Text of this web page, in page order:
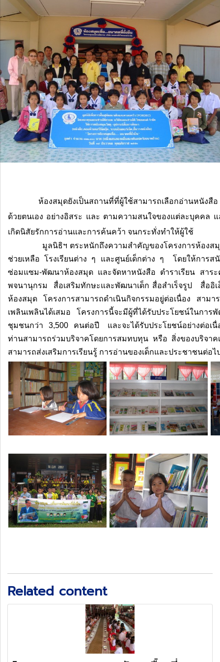
ห้องสมุดยังเป็นสถานที่ที่ผู้ใช้สามารถเลือกอ่านหนังสื
ด้วยตนเอง อย่างอิสระ และ ตามความสนใจของแต่ละบุคคล
เกิดนิสัยรักการอ่านและการค้นคว้า จนกระทั่งทำให้ผู้ใช้
มูลนิธิฯ ตระหนักถึงความสำคัญของโครงการห้องสมุด
ช่วยเหลือ โรงเรียนต่าง ๆ และศูนย์เด็กต่าง ๆ โดยให้การส
ซ่อมแซม-พัฒนาห้องสมุด และจัดหาหนังสือ ตำราเรียน สาร
พจนานุกรม สื่อเสริมทักษะและพัฒนาเด็ก สื่อสำเร็จรูป สื่ออิ
ห้องสมุด โครงการสามารถดำเนินกิจกรรมอยู่ต่อเนื่อง สาม
เพลินเพลินได้เสมอ โครงการนี้จะมีผู้ที่ได้รับประโยชน์ในการ
ชุมชนกว่า 3,500 คนต่อปี และจะได้รับประโยชน์อย่างต่อเ
ท่านสามารถร่วมบริจาคโดยการสมทบทุน หรือ สิ่งของบริจา
สามารถส่งเสริมการเรียนรู้ การอ่านของเด็กและประชาชนต่อไ
Related content